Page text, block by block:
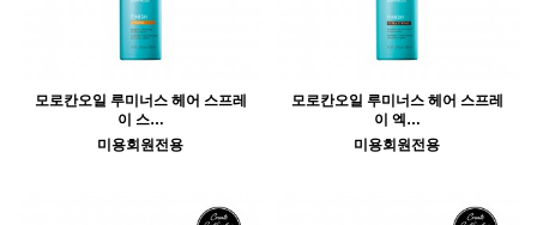
모로칸오일 루미너스 헤어 스프레
이 스…
미용회원전용
모로칸오일 루미너스 헤어 스프레
이 엑…
미용회원전용